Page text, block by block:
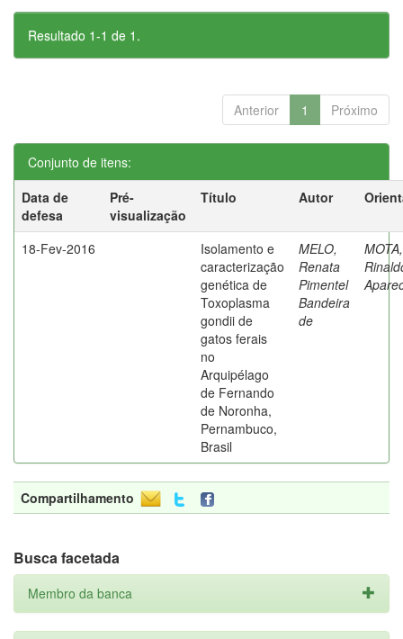
Resultado 1-1 de 1.
Anterior 1 Próximo
Conjunto de itens:
Data de
defesa
Pré-
visualização
Título Autor
18-Fev-2016
Isolamento e
caracterização
genética de
Toxoplasma
gondii de
gatos ferais
no
Arquipélago
de Fernando
de Noronha,
Pernambuco,
Brasil
MELO,
Renata
Pimentel
Bandeira
de
MOTA,
Compartilhamento
Busca facetada
Membro da banca